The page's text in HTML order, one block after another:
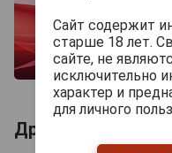
Другие продукты
Сайт содержит
старше 18 лет.
сайте, не
исключительно
характер и
для личного